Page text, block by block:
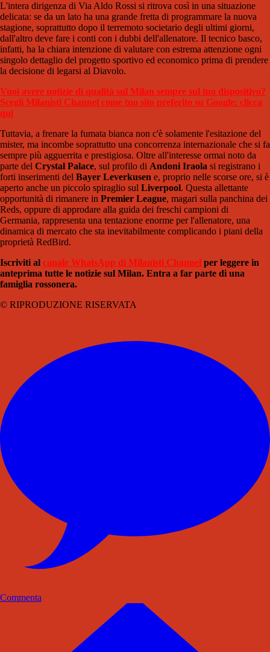
L'intera dirigenza di Via Aldo Rossi si ritrova così in una situazione
delicata: se da un lato ha una grande fretta di programmare la nuova
stagione, soprattutto dopo il terremoto societario degli ultimi giorni,
dall'altro deve fare i conti con i dubbi dell'allenatore. Il tecnico basco,
infatti, ha la chiara intenzione di valutare con estrema attenzione ogni
singolo dettaglio del progetto sportivo ed economico prima di prendere
la decisione di legarsi al Diavolo.
Vuoi avere notizie di qualità sul Milan sempre sul tuo dispositivo?
Scegli Milanisti Channel come tuo sito preferito su Google: clicca
qui
Tuttavia, a frenare la fumata bianca non c'è solamente l'esitazione del
mister, ma incombe soprattutto una concorrenza internazionale che si fa
sempre più agguerrita e prestigiosa. Oltre all'interesse ormai noto da
parte del Crystal Palace, sul profilo di Andoni Iraola si registrano i
forti inserimenti del Bayer Leverkusen e, proprio nelle scorse ore, si è
aperto anche un piccolo spiraglio sul Liverpool. Questa allettante
opportunità di rimanere in Premier League, magari sulla panchina dei
Reds, oppure di approdare alla guida dei freschi campioni di
Germania, rappresenta una tentazione enorme per l'allenatore, una
dinamica di mercato che sta inevitabilmente complicando i piani della
proprietà RedBird.
Iscriviti al canale WhatsApp di Milanisti Channel per leggere in
anteprima tutte le notizie sul Milan. Entra a far parte di una
famiglia rossonera.
© RIPRODUZIONE RISERVATA
Commenta